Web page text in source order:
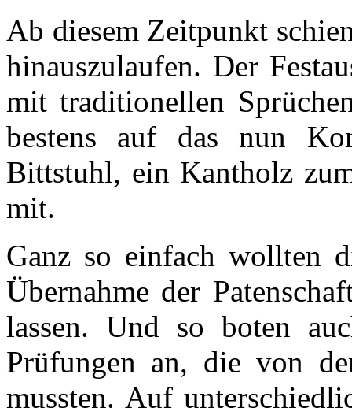
Ab diesem Zeitpunkt
hinauszulaufen. Der
mit traditionellen
bestens auf das nun
Bittstuhl, ein Kantholz
mit.
Ganz so einfach wollten
Übernahme der
lassen. Und so boten
Prüfungen an, die von
mussten. Auf